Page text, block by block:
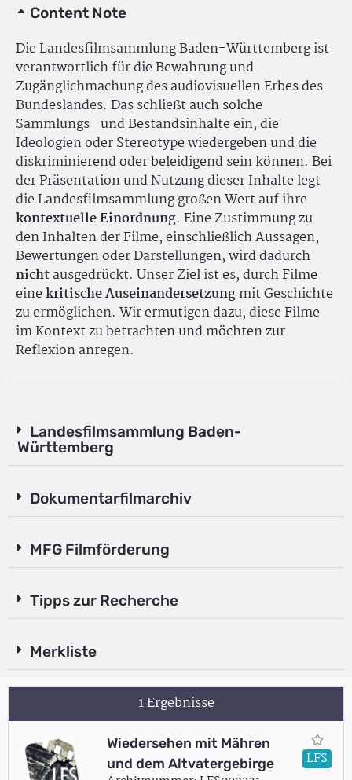
Content Note
Die Landesfilmsammlung Baden-Württemberg ist
verantwortlich für die Bewahrung und
Zugänglichmachung des audiovisuellen Erbes des
Bundeslandes. Das schließt auch solche
Sammlungs- und Bestandsinhalte ein, die
Ideologien oder Stereotype wiedergeben und die
diskriminierend oder beleidigend sein können. Bei
der Präsentation und Nutzung dieser Inhalte legt
die Landesfilmsammlung großen Wert auf ihre
kontextuelle Einordnung. Eine Zustimmung zu
den Inhalten der Filme, einschließlich Aussagen,
Bewertungen oder Darstellungen, wird dadurch
nichtausgedrückt. Unser Ziel ist es, durch Filme
einekritische Auseinandersetzungmit Geschichte
zu ermöglichen. Wir ermutigen dazu, diese Filme
im Kontext zu betrachten und möchten zur
Reflexion anregen.
Landesfilmsammlung Baden-
Württemberg
Dokumentarfilmarchiv
MFG Filmförderung
Tipps zur Recherche
Merkliste
1 Ergebnisse
Wiedersehen mit Mähren
und dem Altvatergebirge
LFS